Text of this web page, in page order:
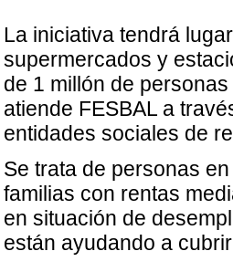
La iniciativa tendrá
supermercados y
de 1 millón de
atiende FESBAL a
entidades sociales de
Se trata de personas
familias con rentas
en situación de
están ayudando a